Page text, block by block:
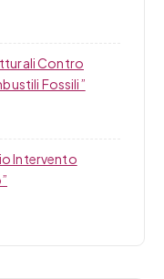
Contro
Fossili”
Intervento